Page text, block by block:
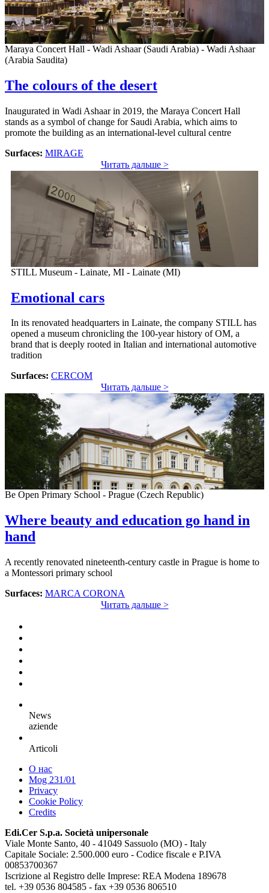
Maraya Concert Hall - Wadi Ashaar (Saudi Arabia) - Wadi Ashaar
(Arabia Saudita)
The colours of the desert
Inaugurated in Wadi Ashaar in 2019, the Maraya Concert Hall
stands as a symbol of change for Saudi Arabia, which aims to
promote the building as an international-level cultural centre
Surfaces: MIRAGE
Читать дальше >
STILL Museum - Lainate, MI - Lainate (MI)
Emotional cars
In its renovated headquarters in Lainate, the company STILL has
opened a museum chronicling the 100-year history of OM, a
brand that is deeply rooted in Italian and international automotive
tradition
Surfaces: CERCOM
Читать дальше >
Be Open Primary School - Prague (Czech Republic)
Where beauty and education go hand in
hand
A recently renovated nineteenth-century castle in Prague is home to
a Montessori primary school
Surfaces: MARCA CORONA
Читать дальше >
News
aziende
Articoli
О нас
Mog 231/01
Privacy
Cookie Policy
Credits
Edi.Cer S.p.a. Società unipersonale
Viale Monte Santo, 40 - 41049 Sassuolo (MO) - Italy
Capitale Sociale: 2.500.000 euro - Codice fiscale e P.IVA
00853700367
Iscrizione al Registro delle Imprese: REA Modena 189678
tel. +39 0536 804585 - fax +39 0536 806510